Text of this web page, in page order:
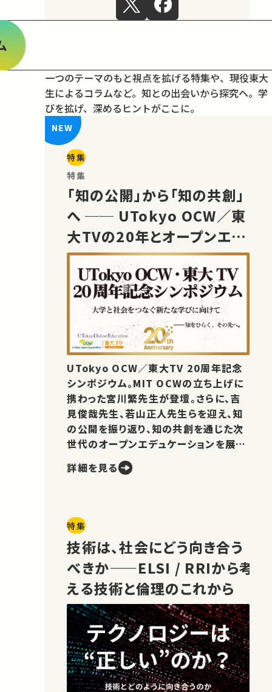
一つのテーマのもと視点を拡げる特集や、現役東大
生によるコラムなど。 知との出会いから探究へ。学
びを拡げ、深めるヒントがここに。
特集
特集
「知の公開」から「知の共創」
へ ── UTokyo OCW／東
大TVの20年とオープンエデ
ュケーションの未来
UTokyo OCW／東大TV 20周年記念
シンポジウム。MIT OCWの立ち上げに
携わった宮川繁先生が登壇。さらに、吉
見俊哉先生、若山正人先生らを迎え、知
の公開を振り返り、知の共創を通じた次
世代のオープンエデュケーションを展望
詳細を見る
特集
技術は、社会にどう向き合う
べきか——ELSI / RRIから考
える技術と倫理のこれから